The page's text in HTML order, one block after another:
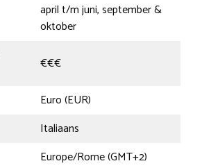
april t/m juni, september &
oktober
€€€
Euro (EUR)
Italiaans
Europe/Rome (GMT+2)